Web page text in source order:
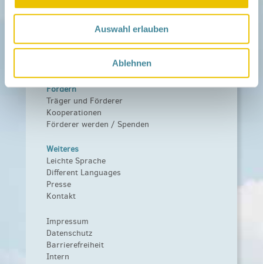
Auswahl erlauben
Ablehnen
Netzwerk
Über das Netzwerk
Das Familienhandbuch
Infopool
Fördern
Träger und Förderer
Kooperationen
Förderer werden / Spenden
Weiteres
Leichte Sprache
Different Languages
Presse
Kontakt
Impressum
Datenschutz
Barrierefreiheit
Intern